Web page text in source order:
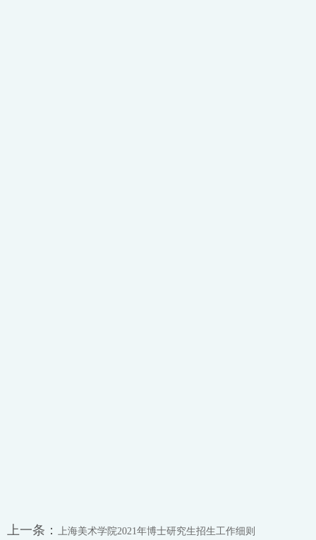
上一条： 上海美术学院2021年博士研究生招生工作细则